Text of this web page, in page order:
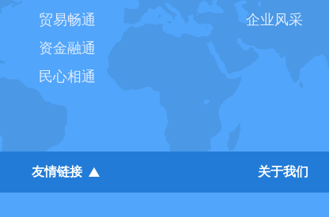
贸易畅通
资金融通
民心相通
企业风采
友情链接 关于我们